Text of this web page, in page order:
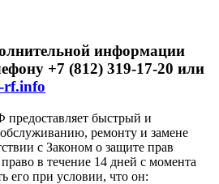
информации
+7 (812) 319-17-20 или
rf.info
быстрый и
ремонту и замене
с Законом о защите прав
в течение 14 дней с момента
его при условии, что он: